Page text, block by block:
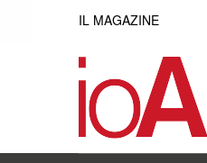
IL MAGAZINE